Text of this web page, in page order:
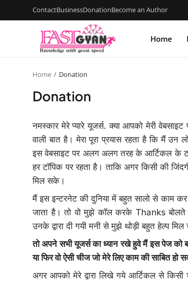
ContactBusinessDonationBecome an Author
Home
Home Donation
Donation
नमस्कार मेरे प्यारे यूजर्स. क्या आपको मेरी
वाली बात है। मेरा पूरा प्रयास रहता है कि मैं
इस वेबसाइट पर अलग अलग तरह के आर्टिकल के
हर टॉपिक पर रहता है। ताकि अगर किसी की
मिल सके।
मैं इस इन्टरनेट की दुनिया में बहुत सालो से काम
जाता है। तो वो मुझे कॉल करके Thanks
उनके द्वारा दी गयी मनी से मुझे थोड़ी बहुत हेल्प
तो अपने सभी यूजर्स का ध्यान रखे हुवे मैं इस पेज को
या फिर वो ऐसी चीज जो मेरे लिए काम की साबित हो
अगर आपको मेरे द्वारा लिखे गये आर्टिकल से किसी